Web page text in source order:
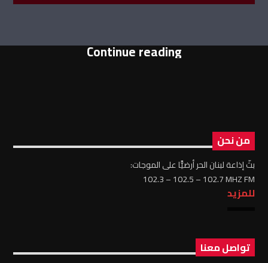
Continue reading
من نحن
بثّ إذاعة لبنان الحر أرضيًّا على الموجات:
102.3 – 102.5 – 102.7 MHZ FM
للمزيد
تواصل معنا